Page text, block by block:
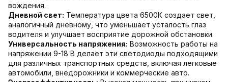
вождения.
Дневной свет: Температура цвета 6500К создает свет,
аналогичный дневному, что уменьшает усталость глаз
водителя и улучшает восприятие дорожной обстановки.
Универсальность напряжения: Возможность работы на
напряжении 9-18 В делает эти светодиоды подходящими
для различных транспортных средств, включая легковые
автомобили, внедорожники и коммерческие авто.